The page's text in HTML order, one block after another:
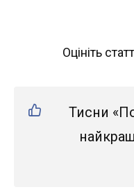
Оцініть
Тисни